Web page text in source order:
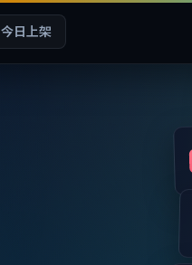
今日上架